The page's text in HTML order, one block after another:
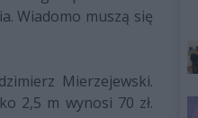
Wiadomo muszą się
Mierzejewski.
2,5 m wynosi 70 zł.